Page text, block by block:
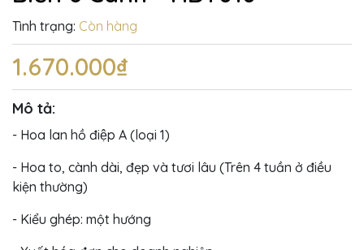
Tình trạng: Còn hàng
1.670.000₫
Mô tả:
- Hoa lan hồ điệp A (loại 1)
- Hoa to, cành dài, đẹp và tươi lâu (Trên 4 tuần ở điều
kiện thường)
- Kiểu ghép: một hướng